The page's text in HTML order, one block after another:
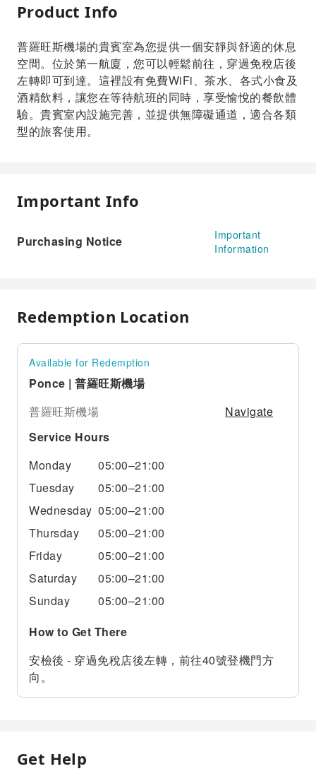
Product Info
普羅旺斯機場的貴賓室為您提供一個安靜與舒適的休息
空間。位於第一航廈，您可以輕鬆前往，穿過免稅店後
左轉即可到達。這裡設有免費WiFi、茶水、各式小食及
酒精飲料，讓您在等待航班的同時，享受愉悅的餐飲體
驗。貴賓室內設施完善，並提供無障礙通道，適合各類
型的旅客使用。
Important Info
Purchasing Notice
Important
Information
Redemption Location
Available for Redemption
Ponce | 普羅旺斯機場
普羅旺斯機場
Navigate
Service Hours
Monday
05:00–21:00
Tuesday
05:00–21:00
Wednesday 05:00–21:00
Thursday
05:00–21:00
Friday
05:00–21:00
Saturday
05:00–21:00
Sunday
05:00–21:00
How to Get There
安檢後 - 穿過免稅店後左轉，前往40號登機門方
向。
Get Help